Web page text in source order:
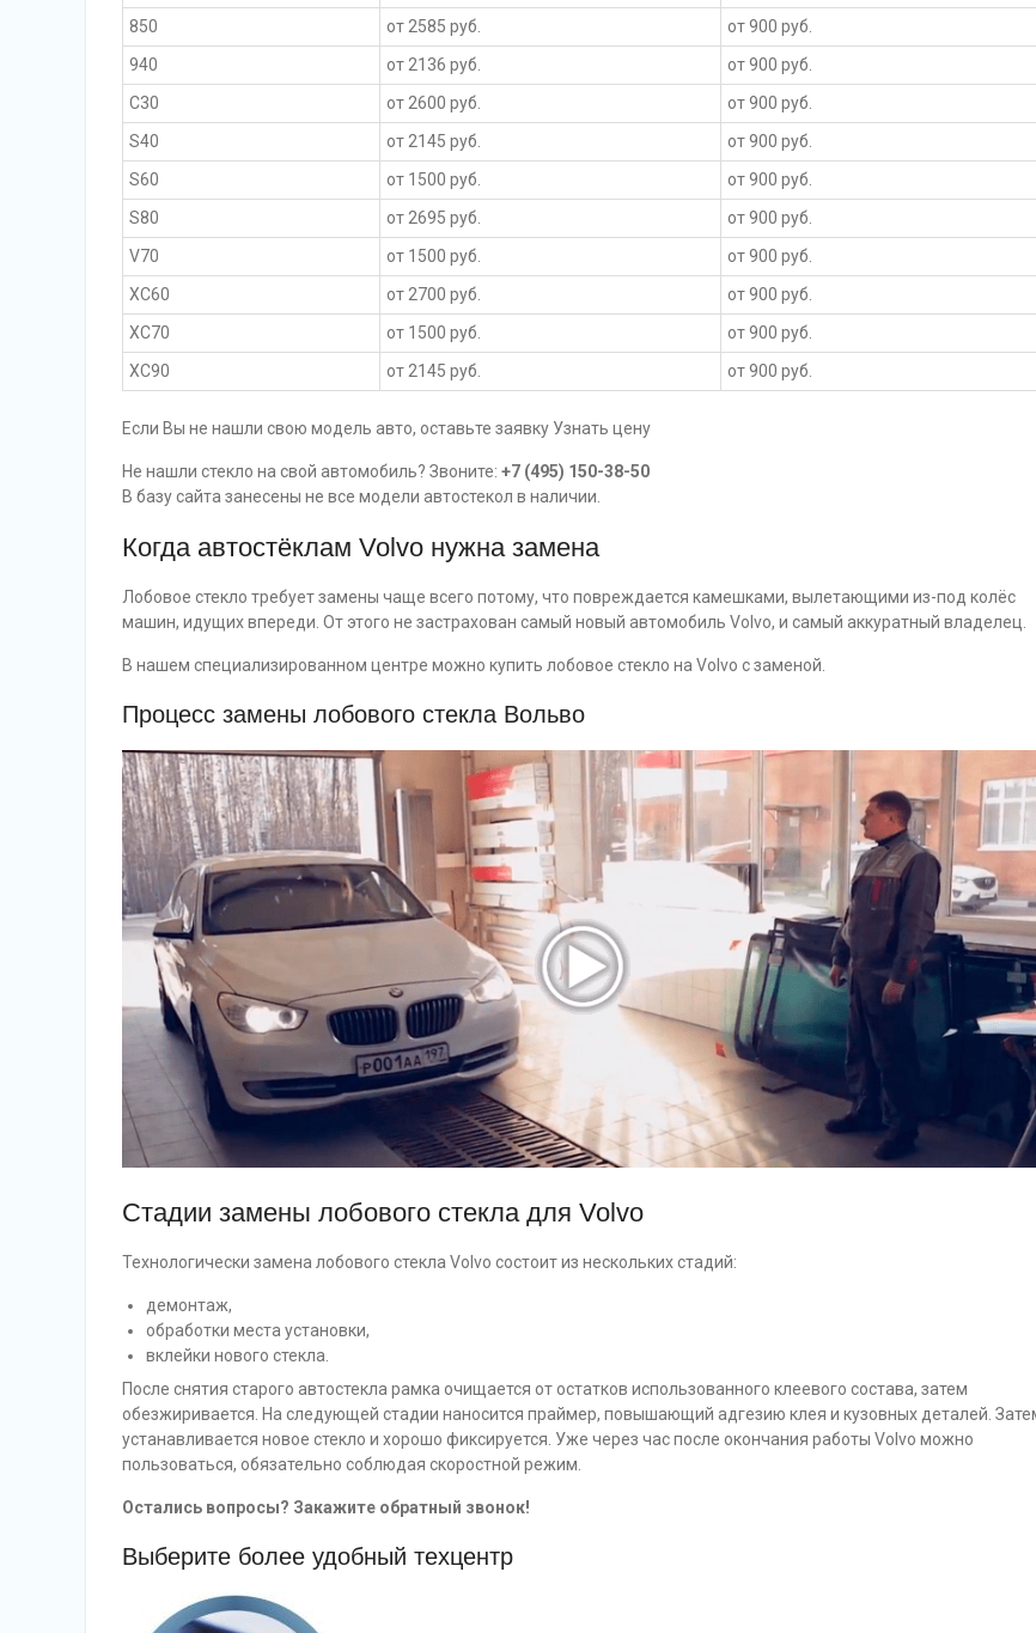
850
от 2585 руб.
от 900 руб.
940
от 2136 руб.
от 900 руб.
C30
от 2600 руб.
от 900 руб.
S40
от 2145 руб.
от 900 руб.
S60
от 1500 руб.
от 900 руб.
S80
от 2695 руб.
от 900 руб.
V70
от 1500 руб.
от 900 руб.
XC60
от 2700 руб.
от 900 руб.
XC70
от 1500 руб.
от 900 руб.
XC90
от 2145 руб. от 900 руб.
Если Вы не нашли свою модель авто, оставьте заявку Узнать цену
Не нашли стекло на свой автомобиль? Звоните: +7 (495) 150-38-50
В базу сайта занесены не все модели автостекол в наличии.
Когда автостёклам Volvo нужна замена
Лобовое стекло требует замены чаще всего потому, что повреждается камешками, вылетающими из-под колёс
машин, идущих впереди. От этого не застрахован самый новый автомобиль Volvo, и самый аккуратный владелец.
В нашем специализированном центре можно купить лобовое стекло на Volvo с заменой.
Процесс замены лобового стекла Вольво
Стадии замены лобового стекла для Volvo
Технологически замена лобового стекла Volvo состоит из нескольких стадий:
демонтаж,
обработки места установки,
вклейки нового стекла.
После снятия старого автостекла рамка очищается от остатков использованного клеевого состава, затем
обезжиривается. На следующей стадии наносится праймер, повышающий адгезию клея и кузовных деталей.
устанавливается новое стекло и хорошо фиксируется. Уже через час после окончания работы Volvo можно
пользоваться, обязательно соблюдая скоростной режим.
Остались вопросы? Закажите обратный звонок!
Выберите более удобный техцентр